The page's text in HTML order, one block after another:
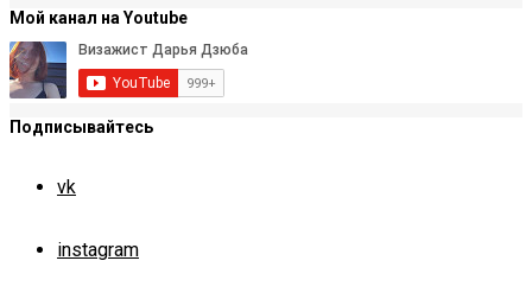
Мой канал на Youtube
Подписывайтесь
vk
instagram